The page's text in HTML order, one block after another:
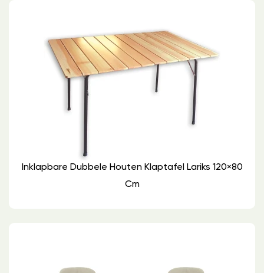
Inklapbare Dubbele Houten Klaptafel Lariks 120×80
Cm